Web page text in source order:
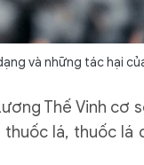
và những tác hại
Thế Vinh cơ
lá, thuốc lá